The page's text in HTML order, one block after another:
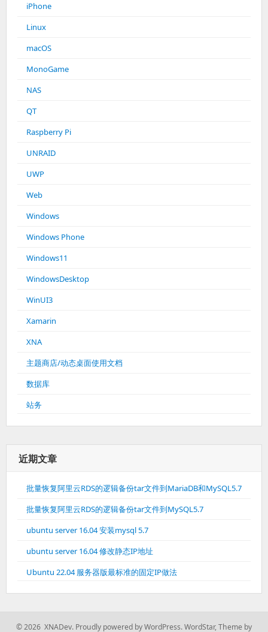
iPhone
Linux
macOS
MonoGame
NAS
QT
Raspberry Pi
UNRAID
UWP
Web
Windows
Windows Phone
Windows11
WindowsDesktop
WinUI3
Xamarin
XNA
主题商店/动态桌面使用文档
数据库
站务
近期文章
批量恢复阿里云RDS的逻辑备份tar文件到MariaDB和MySQL5.7
批量恢复阿里云RDS的逻辑备份tar文件到MySQL5.7
ubuntu server 16.04 安装mysql 5.7
ubuntu server 16.04 修改静态IP地址
Ubuntu 22.04 服务器版最标准的固定IP做法
© 2026 XNADev. Proudly powered by WordPress.WordStar,Theme by